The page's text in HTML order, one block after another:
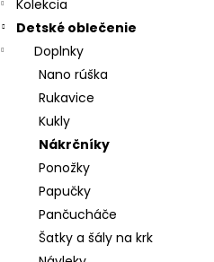
Kolekcia
Detské oblečenie
Doplnky
Nano rúška
Rukavice
Kukly
Nákrčníky
Ponožky
Papučky
Pančucháče
Šatky a šály na krk